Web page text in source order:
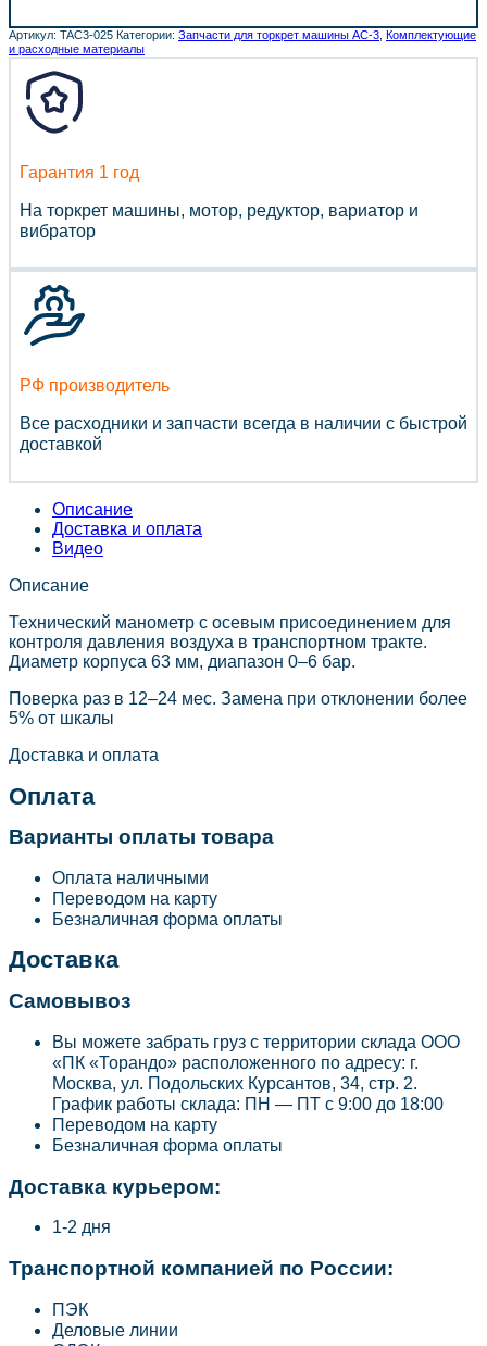
Артикул: TAC3-025 Категории: Запчасти для торкрет машины АС-3, Комплектующие
и расходные материалы
Гарантия 1 год
На торкрет машины, мотор, редуктор, вариатор и
вибратор
РФ производитель
Все расходники и запчасти всегда в наличии с быстрой
доставкой
Описание
Доставка и оплата
Видео
Описание
Технический манометр с осевым присоединением для
контроля давления воздуха в транспортном тракте.
Диаметр корпуса 63 мм, диапазон 0–6 бар.
Поверка раз в 12–24 мес. Замена при отклонении более
5% от шкалы
Доставка и оплата
Оплата
Варианты оплаты товара
Оплата наличными
Переводом на карту
Безналичная форма оплаты
Доставка
Самовывоз
Вы можете забрать груз с территории склада ООО
«ПК «Торандо» расположенного по адресу: г.
Москва, ул. Подольских Курсантов, 34, стр. 2.
График работы склада: ПН — ПТ с 9:00 до 18:00
Переводом на карту
Безналичная форма оплаты
Доставка курьером:
1-2 дня
Транспортной компанией по России:
ПЭК
Деловые линии